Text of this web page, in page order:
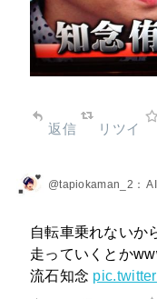
返信 リツイ
@tapiokaman_2：
自転車乗れないか
走っていくとか
流石知念